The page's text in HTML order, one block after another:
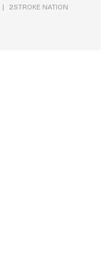
| 2STROKE NATION